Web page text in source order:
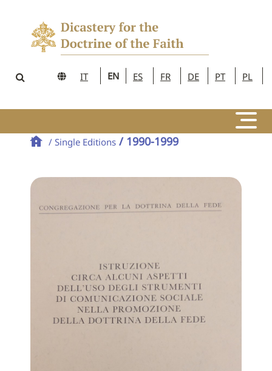
IT EN ES FR DE PT PL
/ Single Editions / 1990-1999